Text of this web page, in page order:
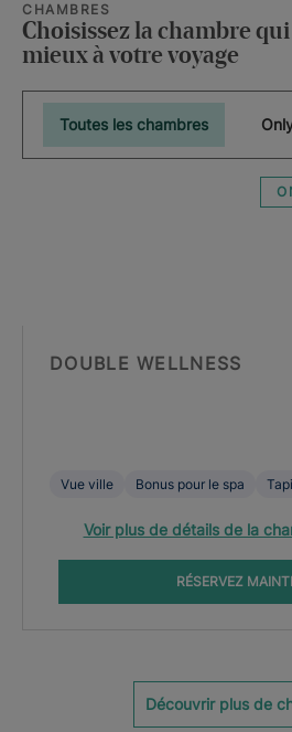
CHAMBRES
Choisissez la chambre
mieux à votre voyage
Toutes les chambres
DOUBLE WELLNESS
Vue ville Bonus pour le spa
Voir plus de détails de la
RÉSERVEZ
Découvrir plus de